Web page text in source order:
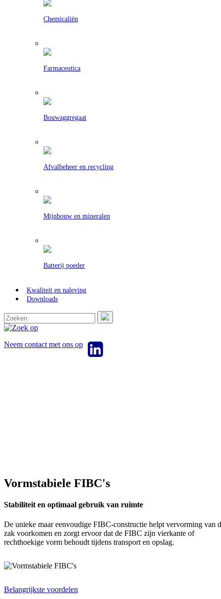
Chemicaliën
Farmaceutica
Bouwaggregaat
Afvalbeheer en recycling
Mijnbouw en mineralen
Batterij poeder
Kwaliteit en naleving
Downloads
Neem contact met ons op
Vormstabiele FIBC's
Stabiliteit en optimaal gebruik van ruimte
De unieke maar eenvoudige FIBC-constructie helpt vervorming van
zak voorkomen en zorgt ervoor dat de FIBC zijn vierkante of
rechthoekige vorm behoudt tijdens transport en opslag.
Belangrijkste voordelen